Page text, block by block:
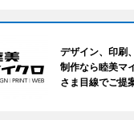
デザイン、印刷
制作なら睦美マ
さま目線でご提